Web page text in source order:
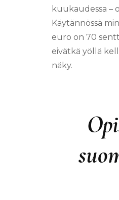
kuukaudessa –
Käytännössä
euro on 70
eivätkä yöllä
näky.